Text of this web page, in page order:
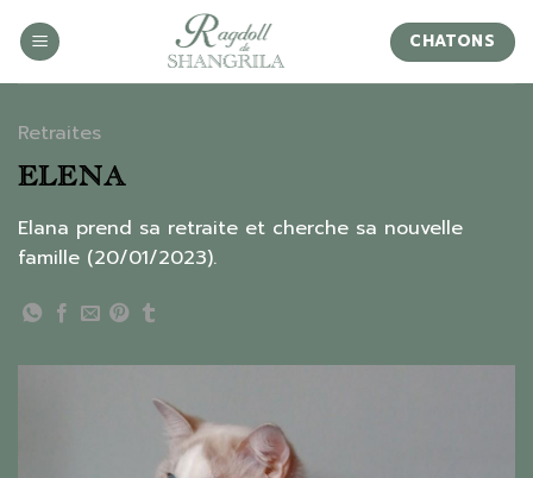
CHATONS
Retraites
ELENA
Elana prend sa retraite et cherche sa nouvelle
famille (20/01/2023).